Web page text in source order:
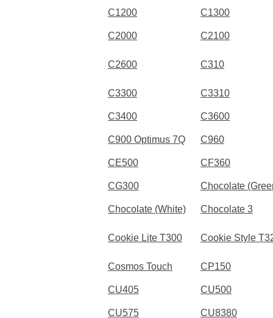
C1200 C1300
C2000 C2100
C2600 C310
C3300 C3310
C3400 C3600
C900 Optimus 7Q C960
CE500 CF360
CG300 Chocolate
Chocolate (White) Chocolate 3
Cookie Lite T300 Cookie Style
Cosmos Touch CP150
CU405 CU500
CU575 CU8380